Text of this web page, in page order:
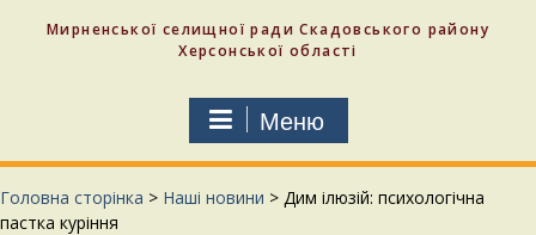
Мирненської селищної ради Скадовського району
Херсонської області
Меню
Головна сторінка > Наші новини > Дим ілюзій: психологічна
пастка куріння